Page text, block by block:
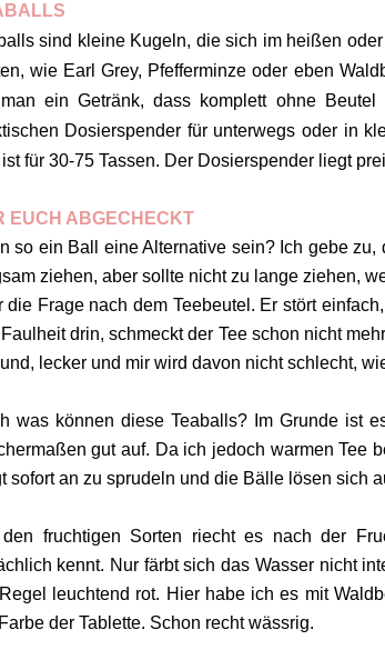
sind kleine Kugeln, die sich im heißen
wie Earl Grey, Pfefferminze oder eben
ein Getränk, dass komplett ohne
Dosierspender für unterwegs oder in
für 30-75 Tassen. Der Dosierspender liegt
EUCH ABGECHECKT
so ein Ball eine Alternative sein? Ich gebe
ziehen, aber sollte nicht zu lange ziehen,
die Frage nach dem Teebeutel. Er stört
drin, schmeckt der Tee schon nicht
lecker und mir wird davon nicht schlecht,
was können diese Teaballs? Im Grunde ist
gut auf. Da ich jedoch warmen Tee
sofort an zu sprudeln und die Bälle lösen sich
fruchtigen Sorten riecht es nach der
kennt. Nur färbt sich das Wasser nicht
leuchtend rot. Hier habe ich es mit
der Tablette. Schon recht wässrig.